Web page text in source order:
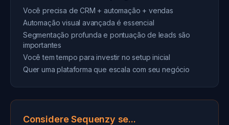
Você precisa de CRM + automação + vendas
Automação visual avançada é essencial
Segmentação profunda e pontuação de leads são
importantes
Você tem tempo para investir no setup inicial
Quer uma plataforma que escala com seu negócio
Considere Sequenzy se...